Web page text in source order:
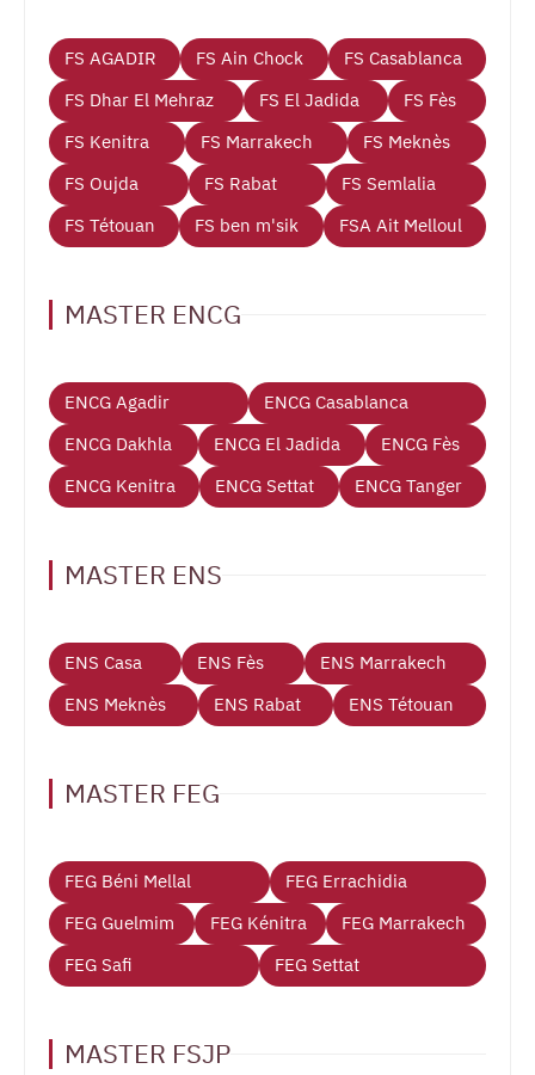
FS AGADIR FS Ain Chock
FS Casablanca
FS Dhar El Mehraz
FS El Jadida
FS Fès
FS Kenitra
FS Marrakech
FS Meknès
FS Oujda
FS Rabat
FS Semlalia
FS Tétouan
FS ben m'sik FSA Ait Melloul
MASTER ENCG
ENCG Agadir
ENCG Casablanca
ENCG Dakhla
ENCG El Jadida
ENCG Fès
ENCG Kenitra
ENCG Settat ENCG Tanger
MASTER ENS
ENS Casa ENS Fès
ENS Marrakech
ENS Meknès
ENS Rabat ENS Tétouan
MASTER FEG
FEG Béni Mellal
FEG Errachidia
FEG Guelmim
FEG Kénitra
FEG Marrakech
FEG Safi
FEG Settat
MASTER FSJP